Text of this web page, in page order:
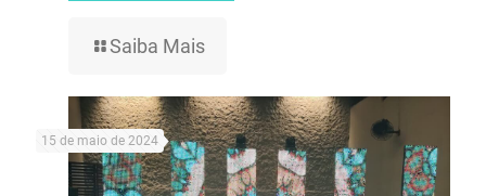
Saiba Mais
15 de maio de 2024